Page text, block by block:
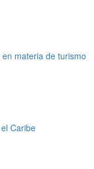
materia de turismo
Caribe